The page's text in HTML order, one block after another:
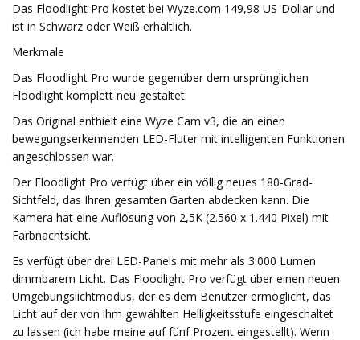
Das Floodlight Pro kostet bei Wyze.com 149,98 US-Dollar und
ist in Schwarz oder Weiß erhältlich.
Merkmale
Das Floodlight Pro wurde gegenüber dem ursprünglichen
Floodlight komplett neu gestaltet.
Das Original enthielt eine Wyze Cam v3, die an einen
bewegungserkennenden LED-Fluter mit intelligenten Funktionen
angeschlossen war.
Der Floodlight Pro verfügt über ein völlig neues 180-Grad-
Sichtfeld, das Ihren gesamten Garten abdecken kann. Die
Kamera hat eine Auflösung von 2,5K (2.560 x 1.440 Pixel) mit
Farbnachtsicht.
Es verfügt über drei LED-Panels mit mehr als 3.000 Lumen
dimmbarem Licht. Das Floodlight Pro verfügt über einen neuen
Umgebungslichtmodus, der es dem Benutzer ermöglicht, das
Licht auf der von ihm gewählten Helligkeitsstufe eingeschaltet
zu lassen (ich habe meine auf fünf Prozent eingestellt). Wenn